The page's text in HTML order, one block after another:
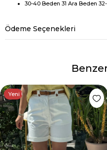
30-40 Beden 31 Ara Beden
Ödeme Seçenekleri
Yeni Ürün